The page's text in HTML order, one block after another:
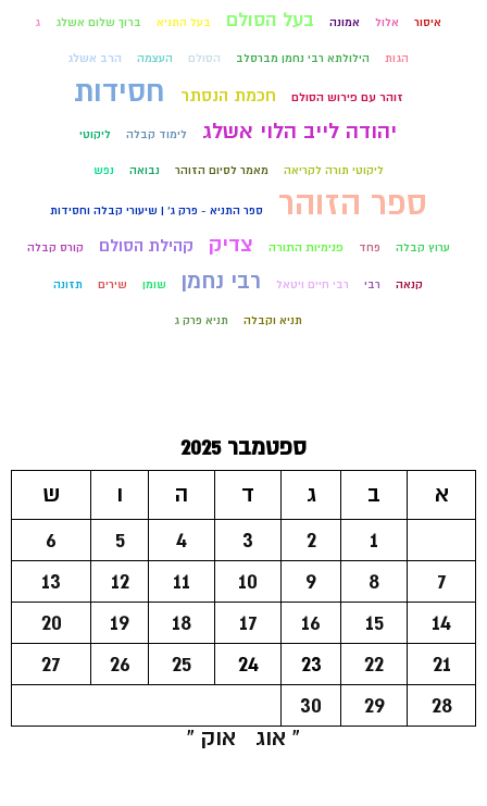
איסור אלול אמונה בעל הסולם בעל התניא ברוך שלום אשלג ג
הגות הילולתא רבי נחמן מברסלב הסולם העצמה הרב אשלג
זוהר עם פירוש הסולם חכמת הנסתר חסידות
יהודה לייב הלוי אשלג לימוד קבלה ליקוטי
ליקוטי תורה לקריאה מאמר לסיום הזוהר נבואה נפש
ספר הזוהר ספר התניא - פרק ג' | שיעורי קבלה וחסידות
ערוץ קבלה פחד פנימיות התורה צדיק קהילת הסולם קורס קבלה
קנאה רבי רבי חיים ויטאל רבי נחמן שומן שירים תזונה
תניא וקבלה תניא פרק ג
ספטמבר 2025
א
ב ג ד ה ו
ש
1
2
3
4
5
6
7
8
9
10
11
12
13
14
15
16
17
18
19
20
21
22
23
24
25
26
27
28
29
30
« אוג
אוק »